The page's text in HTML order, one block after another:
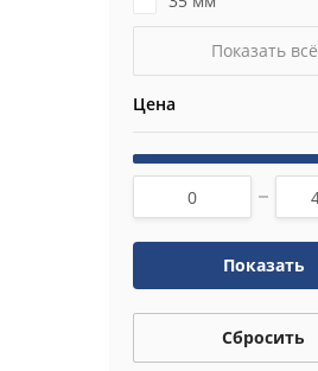
Показать всё
Цена
Показать
Сбросить